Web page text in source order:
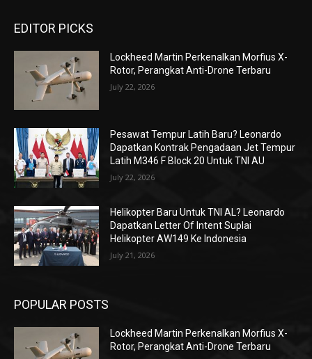
EDITOR PICKS
Lockheed Martin Perkenalkan Morfius X-
Rotor, Perangkat Anti-Drone Terbaru
July 22, 2026
Pesawat Tempur Latih Baru? Leonardo
Dapatkan Kontrak Pengadaan Jet Tempur
Latih M346 F Block 20 Untuk TNI AU
July 22, 2026
Helikopter Baru Untuk TNI AL? Leonardo
Dapatkan Letter Of Intent Suplai
Helikopter AW149 Ke Indonesia
July 21, 2026
POPULAR POSTS
Lockheed Martin Perkenalkan Morfius X-
Rotor, Perangkat Anti-Drone Terbaru